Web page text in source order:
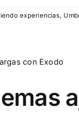
experiencias,